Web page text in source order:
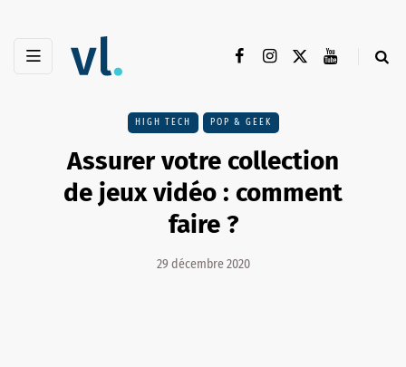
HIGH TECH POP & GEEK
Assurer votre collection
de jeux vidéo : comment
faire ?
29 décembre 2020